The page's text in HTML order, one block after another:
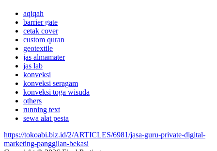
aqiqah
barrier gate
cetak cover
custom quran
geotextile
jas almamater
jas lab
konveksi
konveksi seragam
konveksi toga wisuda
others
running text
sewa alat pesta
https://tokoabi.biz.id/2/ARTICLES/6981/jasa-guru-private-digital-
marketing-panggilan-bekasi